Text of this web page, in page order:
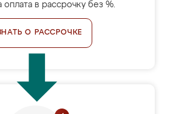
в рассрочку без %.
О РАССРОЧКЕ